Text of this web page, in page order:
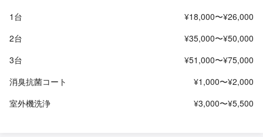
1台
¥18,000〜¥26,000
2台
¥35,000〜¥50,000
3台
¥51,000〜¥75,000
消臭抗菌コート
¥1,000〜¥2,000
室外機洗浄
¥3,000〜¥5,500